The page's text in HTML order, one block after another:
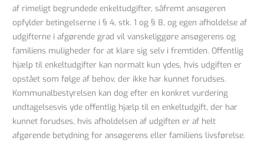
af rimeligt begrundede enkeltudgifter, såfremt ansøgeren
opfylder betingelserne i § 4, stk. 1 og § 8, og egen afholdelse af
udgifterne i afgørende grad vil vanskeliggøre ansøgerens og
familiens muligheder for at klare sig selv i fremtiden. Offentlig
hjælp til enkeltudgifter kan normalt kun ydes, hvis udgiften er
opstået som følge af behov, der ikke har kunnet forudses.
Kommunalbestyrelsen kan dog efter en konkret vurdering
undtagelsesvis yde offentlig hjælp til en enkeltudgift, der har
kunnet forudses, hvis afholdelsen af udgiften er af helt
afgørende betydning for ansøgerens eller familiens livsførelse.